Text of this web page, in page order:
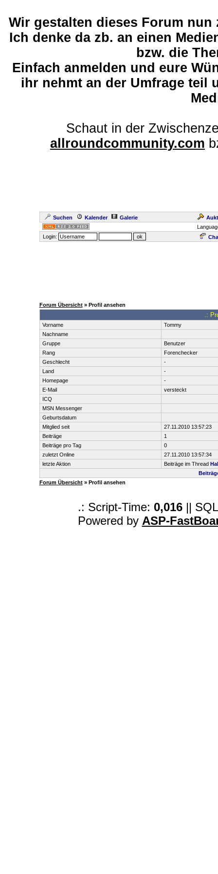
Wir gestalten dieses Forum
Ich denke da zb. an einen
bzw. die
Einfach anmelden und eure
ihr nehmt an der Umfrage teil
Schaut in der
allroundcommunity.com
Suchen Kalender Galerie
Login:
Forum Übersicht» Profil ansehen
.:
Vorname
Tommy
Nachname
Gruppe
Benutzer
Rang
Forenchecker
Geschlecht
-
Land
-
Homepage
-
E-Mail
versteckt
ICQ
MSN Messenger
Geburtsdatum
Mitglied seit
27.11.2010 13:57:23
Beiträge
1
Beiträge pro Tag
0
zuletzt Online
27.11.2010 13:57:34
letzte Aktion
Beiträge im Thread
Forum Übersicht» Profil ansehen
.: Script-Time: 0,016||
Powered by ASP-